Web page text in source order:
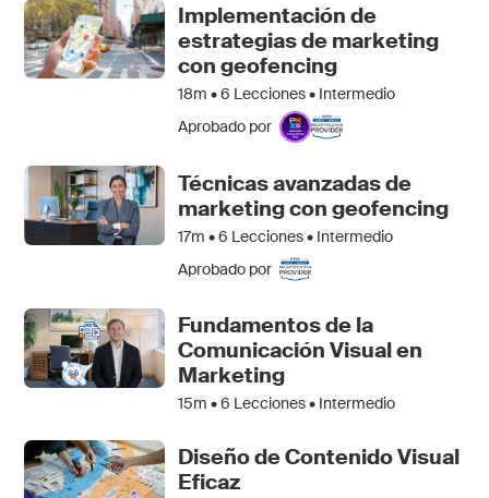
Implementación de
estrategias de marketing
con geofencing
18m •6 Lecciones • Intermedio
Aprobado por
Técnicas avanzadas de
marketing con geofencing
17m •6 Lecciones • Intermedio
Aprobado por
Fundamentos de la
Comunicación Visual en
Marketing
15m •6 Lecciones • Intermedio
Diseño de Contenido Visual
Eficaz